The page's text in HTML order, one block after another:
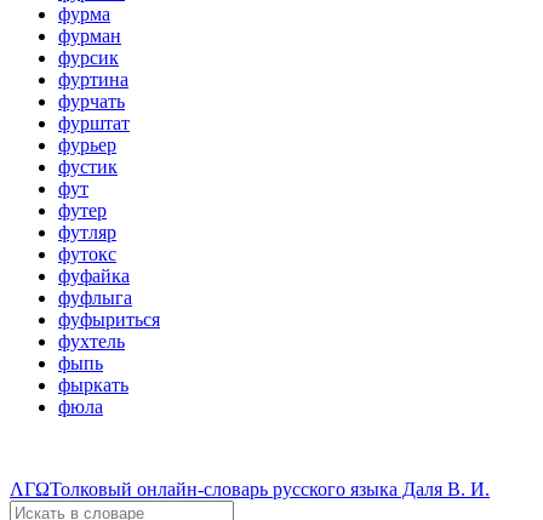
фурма
фурман
фурсик
фуртина
фурчать
фурштат
фурьер
фустик
фут
футер
футляр
футокс
фуфайка
фуфлыга
фуфыриться
фухтель
фыпь
фыркать
фюла
ΛΓΩТолковый онлайн-словарь русского языка Даля В. И.